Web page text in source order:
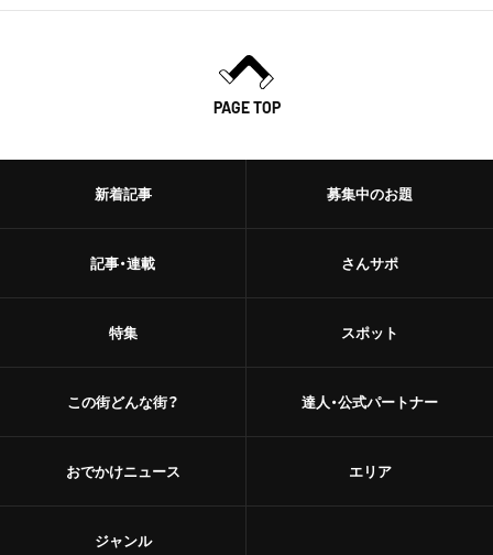
PAGE TOP
新着記事
記事・連載
特集
この街どんな街？
おでかけニュース
募集中のお題
さんサポ
スポット
達人・公式パートナー
エリア
ジャンル